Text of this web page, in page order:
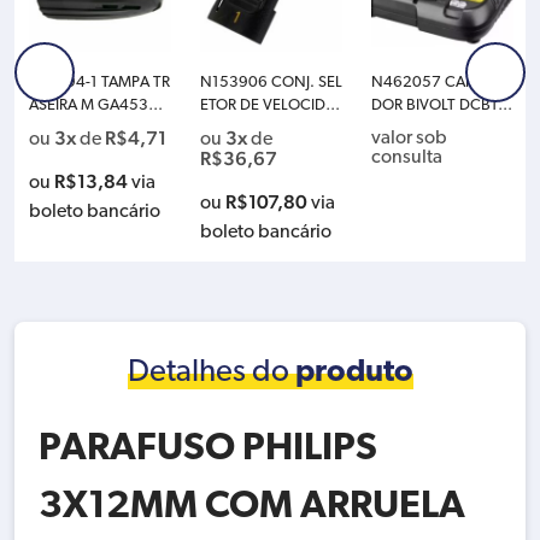
450794-1 TAMPA TR
ASEIRA M GA4530
GA5030 JS1601 PJ7
ou 3xde R$4,71
ou R$13,84via
boleto bancário
N153906 CONJ. SEL
ETOR DE VELOCIDA
DE DCD776 D DCD
771C2
ou 3xde
R$36,67
ou R$107,80via
boleto bancário
N462057 CARREGA
DOR BIVOLT DCB10
7-BR TYPE2 SC D DC
B120 DCB127 DCB2
valor sob
consulta
Detalhes doproduto
PARAFUSO PHILIPS
3X12MM COM ARRUELA